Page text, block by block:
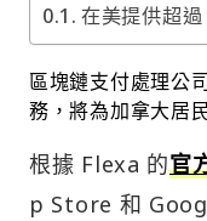
在美提供超
區塊鏈支付處理公
務，將為加拿大居
根據 Flexa 的官
p Store 和